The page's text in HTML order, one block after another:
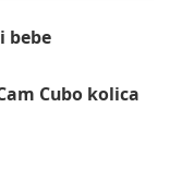
bebe
Cubo kolica